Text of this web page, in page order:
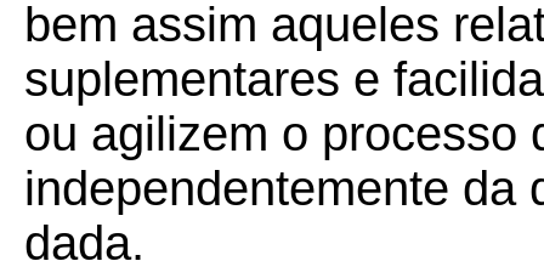
bem assim aqueles
suplementares e
ou agilizem o processo
independentemente da
dada.